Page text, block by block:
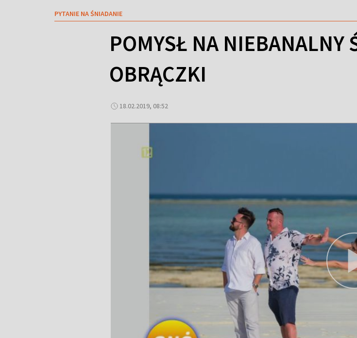
PYTANIE NA ŚNIADANIE
POMYSŁ NA NIEBANALNY
OBRĄCZKI
18.02.2019, 08:52